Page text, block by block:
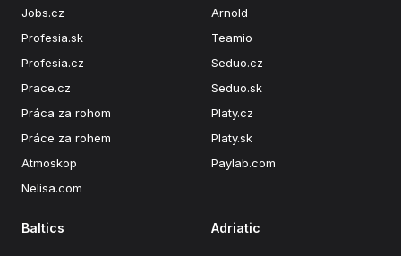
Jobs.cz
Profesia.sk
Profesia.cz
Prace.cz
Práca za rohom
Práce za rohem
Atmoskop
Nelisa.com
Arnold
Teamio
Seduo.cz
Seduo.sk
Platy.cz
Platy.sk
Paylab.com
Baltics Adriatic